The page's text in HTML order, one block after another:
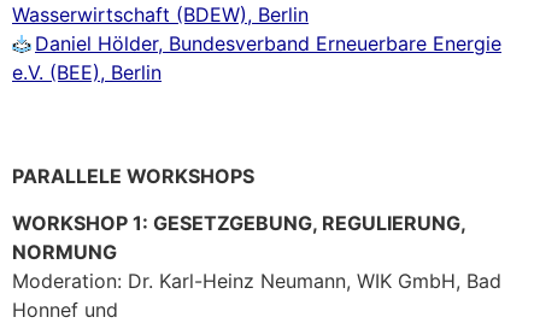
Wasserwirtschaft (BDEW), Berlin
Daniel Hölder, Bundesverband Erneuerbare Energie
e.V. (BEE), Berlin
PARALLELE WORKSHOPS
WORKSHOP 1: GESETZGEBUNG, REGULIERUNG,
NORMUNG
Moderation: Dr. Karl-Heinz Neumann, WIK GmbH, Bad
Honnef und